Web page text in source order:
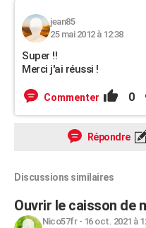
jean85
25 mai 2012 à 12:38
Super !!
Merci j'ai réussi !
Commenter 0
Répondre
Discussions similaires
Ouvrir le caisson de
Nico57fr- 16 oct. 2021 à